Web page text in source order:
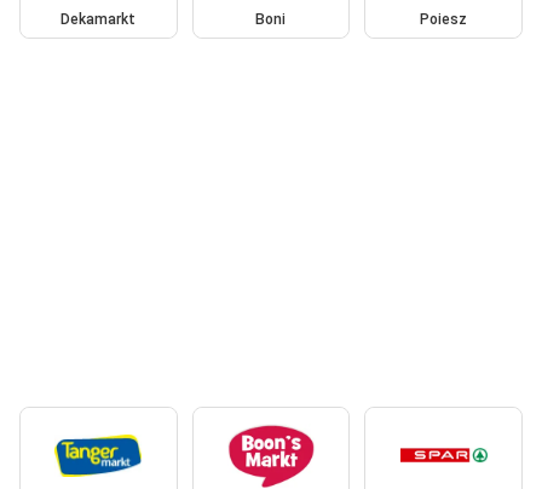
Dekamarkt Boni Poiesz